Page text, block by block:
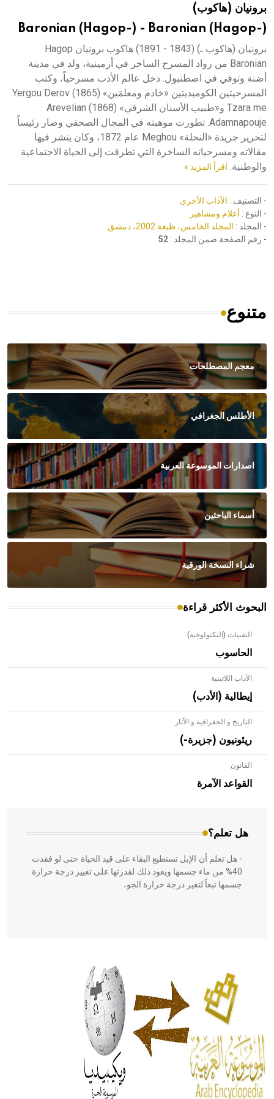
هيئة الموسوعة العربية تطلق موسوعات جديدة في عام 2026برونيان (هاكوب)
Baronian (Hagop-) - Baronian (Hagop-)
برونيان (هاكوب ـ) (1843 - 1891) هاكوب برونيان Hagop
Baronian من رواد المسرح الساخر في أرمينية، ولد في مدينة
أضنة وتوفي في اصطنبول. دخل عالم الأدب مسرحياً، وكتب
المسرحيتين الكوميديتين «خادم ومعلمَين» (1865) Yergou Derov
Tzara me و«طبيب الأسنان الشرقي» (1868) Arevelian
Adamnapouje. تطورت موهبته في المجال الصحفي وصار رئيساً
لتحرير جريدة «النحلة» Meghou عام 1872، وكان ينشر فيها
مقالاته ومسرحياته الساخرة التي تطرقت إلى الحياة الاجتماعية
والوطنية. اقرأ المزيد »
- التصنيف : الآداب الأخرى
- النوع : أعلام ومشاهير
- المجلد : المجلد الخامس، طبعة 2002، دمشق
- رقم الصفحة ضمن المجلد : 52
متنوع
معجم المصطلحات
الأطلس الجغرافي
اصدارات الموسوعة العربية
أسماء الباحثين
شراء النسخة الورقية
البحوث الأكثر قراءة
التقنيات (التكنولوجية)
الحاسوب
الآداب اللاتينية
إيطالية (الأدب)
التاريخ و الجغرافية و الآثار
ريئونيون (جزيرة-)
القانون
القواعد الآمرة
هل تعلم؟
- هل تعلم أن الأبلق نوع من الفنون الهندسية التي ارتبطت
بالعمارة الإسلامية في بلاد الشام ومصر خاصة، حيث يحرص
المعمار على بناء مداميكه وخاصة في الواجهات
- هل تعلم أن الإبل تستطيع البقاء على قيد الحياة حتى لو فقدت
40% من ماء جسمها ويعود ذلك لقدرتها على تغيير درجة حرارة
جسمها تبعاً لتغير درجة حرارة الجو،
الحكم، الأدلة، تنظيم التغذية، ورسالته في جروح الرأس. ويعود
له الفضل بأنه حرر الطب من الدين والفلسفة.
- هل تعلم أن المرجان إفراز حيواني يتكون في البحر ويتركب
من مادة كربونات الكلسيوم، وهو أحمر أو شديد الحمرة وهو
أجود أنواعه، ويمتاز بكبر الحجم ويسمى الش